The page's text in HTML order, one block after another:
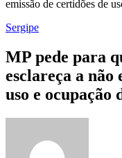
emissão de certidões de
Sergipe
MP pede para
esclareça a não
uso e ocupação